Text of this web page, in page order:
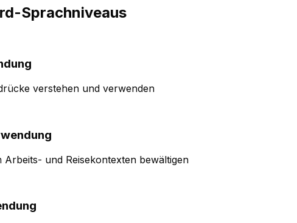
Sprachniveaus
verstehen und verwenden
Arbeits- und Reisekontexten bewältigen